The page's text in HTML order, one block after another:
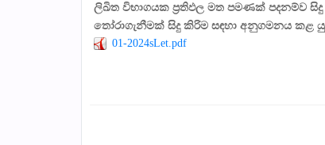
ලිඛිත විභාගයක ප්‍රතිඵල මත පමණක් පදනම්ව
තෝරාගැනීමක් සිදු කිරිම සඳහා අනුගමනය කළ
01-2024sLet.pdf